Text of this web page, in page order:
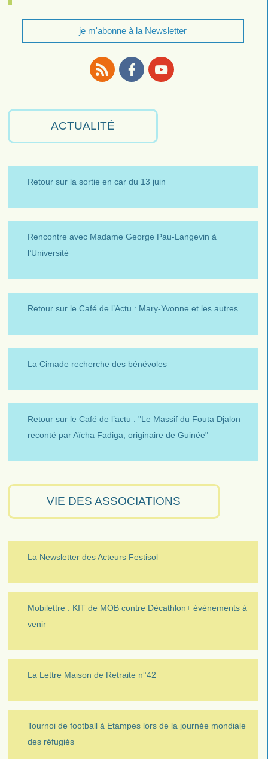
je m'abonne à la Newsletter
ACTUALITÉ
Retour sur la sortie en car du 13 juin
Rencontre avec Madame George Pau-Langevin à
l’Université
Retour sur le Café de l’Actu : Mary-Yvonne et les autres
La Cimade recherche des bénévoles
Retour sur le Café de l’actu : "Le Massif du Fouta Djalon
reconté par Aïcha Fadiga, originaire de Guinée"
VIE DES ASSOCIATIONS
La Newsletter des Acteurs Festisol
Mobilettre : KIT de MOB contre Décathlon+ évènements à
venir
La Lettre Maison de Retraite n°42
Tournoi de football à Etampes lors de la journée mondiale
des réfugiés